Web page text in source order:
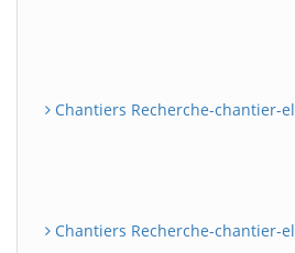
Chantiers Recherche-chantier-
Chantiers Recherche-chantier-